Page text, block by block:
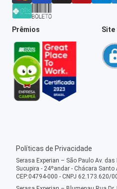
Prêmios Site
Políticas de Privacidade
Serasa Experian – São Paulo Av.
Sucupira - 24ºandar - Chácara
CEP:04794-000 - CNPJ 62.173.620/